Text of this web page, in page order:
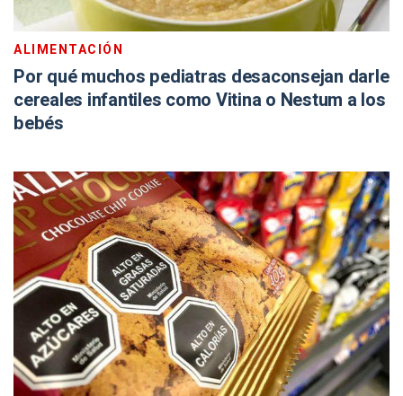
ALIMENTACIÓN
Por qué muchos pediatras desaconsejan darle
cereales infantiles como Vitina o Nestum a los
bebés